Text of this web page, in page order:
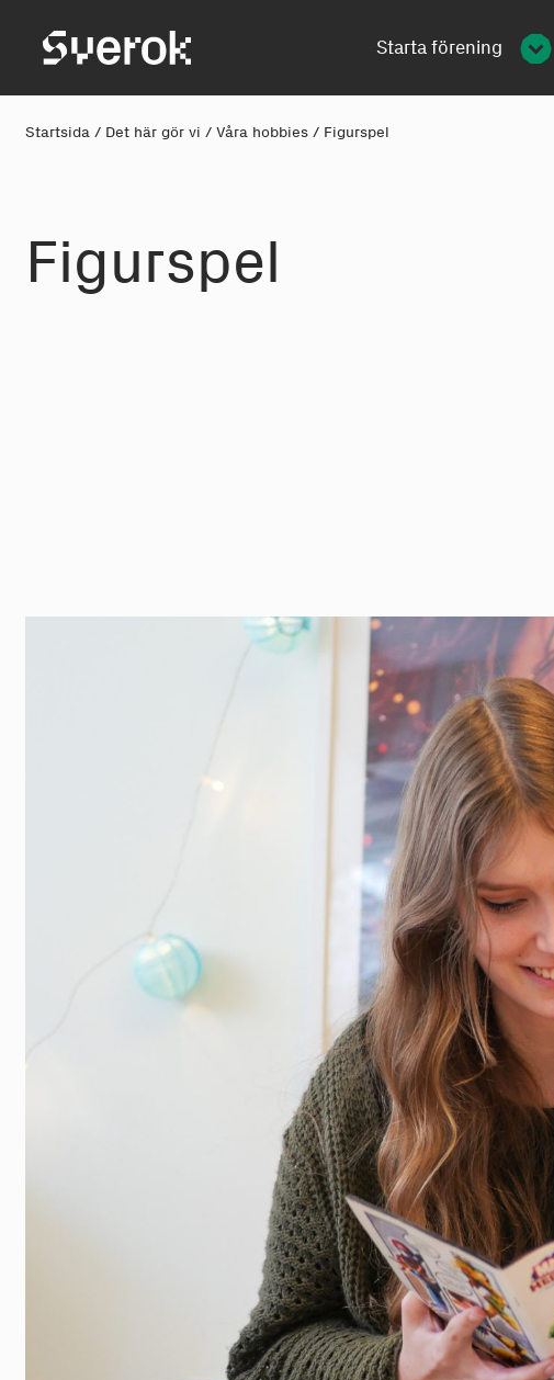
Sverok Starta förening
Startsida / Det här gör vi / Våra hobbies / Figurspel
Figurspel